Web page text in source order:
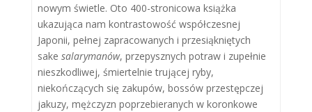
nowym świetle. Oto 400-stronicowa książka
ukazująca nam kontrastowość współczesnej
Japonii, pełnej zapracowanych i przesiąkniętych
sake salarymanów, przepysznych potraw i zupełnie
nieszkodliwej, śmiertelnie trującej ryby,
niekończących się zakupów, bossów przestępczej
jakuzy, mężczyzn poprzebieranych w koronkowe